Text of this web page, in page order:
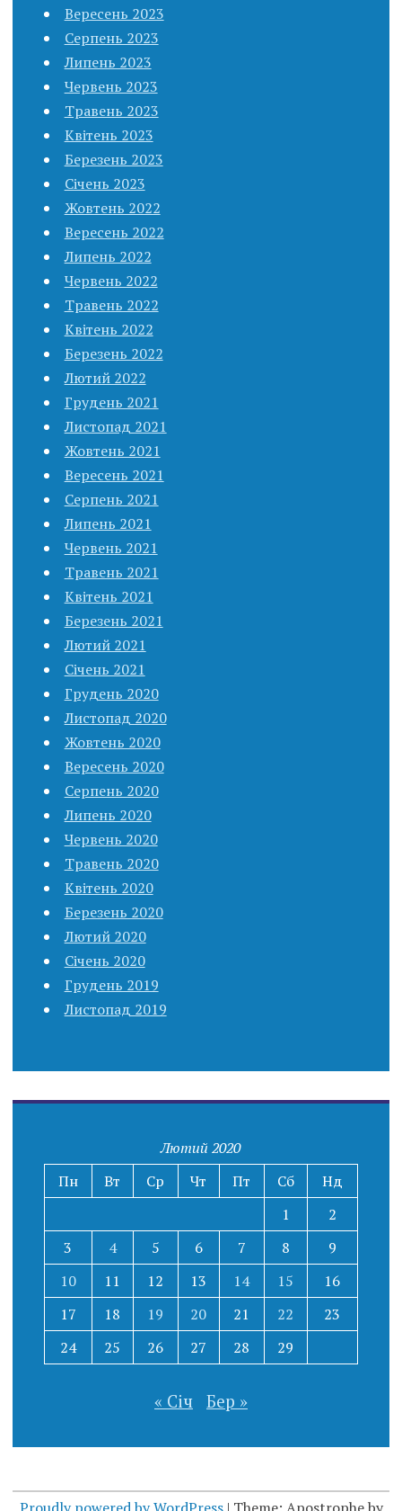
Вересень 2023
Серпень 2023
Липень 2023
Червень 2023
Травень 2023
Квітень 2023
Березень 2023
Січень 2023
Жовтень 2022
Вересень 2022
Липень 2022
Червень 2022
Травень 2022
Квітень 2022
Березень 2022
Лютий 2022
Грудень 2021
Листопад 2021
Жовтень 2021
Вересень 2021
Серпень 2021
Липень 2021
Червень 2021
Травень 2021
Квітень 2021
Березень 2021
Лютий 2021
Січень 2021
Грудень 2020
Листопад 2020
Жовтень 2020
Вересень 2020
Серпень 2020
Липень 2020
Червень 2020
Травень 2020
Квітень 2020
Березень 2020
Лютий 2020
Січень 2020
Грудень 2019
Листопад 2019
Лютий 2020
Пн
Вт Ср Чт Пт Сб
Нд
1
2
3
4 5 6 7 8
9
10
11 12 13 14 15
16
17
18 19 20 21 22
23
24
25 26 27 28 29
« Січ Бер »